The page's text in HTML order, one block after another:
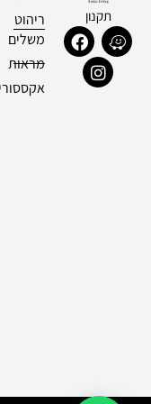
תקנון
W
a
z
e
F
a n
s
t
ריהוט
משלים
מראות